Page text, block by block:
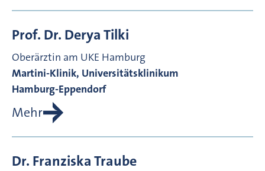
Prof. Dr. DeryaTilki
Oberärztin am UKE Hamburg
Martini-Klinik, Universitätsklinikum
Hamburg-Eppendorf
Mehr
Dr. FranziskaTraube